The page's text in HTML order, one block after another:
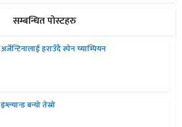
सम्बन्धित पोस्टहरु
अर्जेन्टिनालाई हराउँदै स्पेन च्याम्पियन
इंग्ल्यान्ड बन्यो तेस्रो